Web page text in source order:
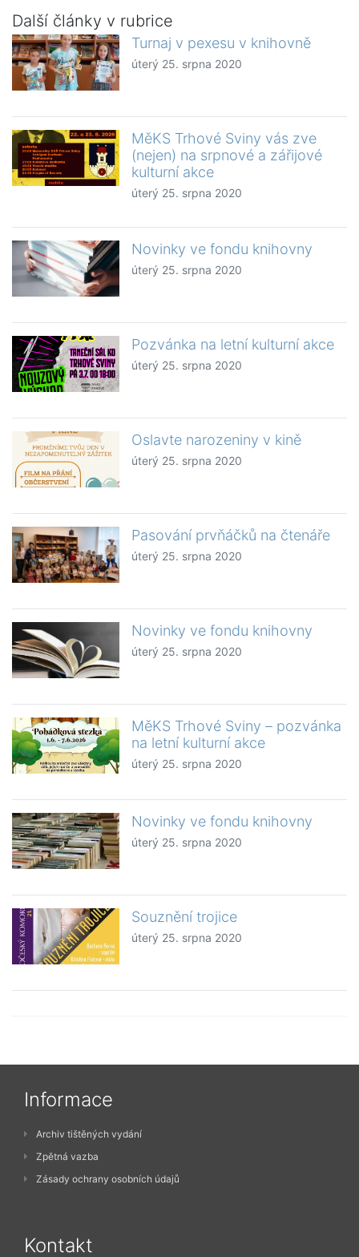
Další články v rubrice
Turnaj v pexesu v knihovně
úterý 25. srpna 2020
MěKS Trhové Sviny vás zve
(nejen) na srpnové a zářijové
kulturní akce
úterý 25. srpna 2020
Novinky ve fondu knihovny
úterý 25. srpna 2020
Pozvánka na letní kulturní akce
úterý 25. srpna 2020
Oslavte narozeniny v kině
úterý 25. srpna 2020
Pasování prvňáčků na čtenáře
úterý 25. srpna 2020
Novinky ve fondu knihovny
úterý 25. srpna 2020
MěKS Trhové Sviny – pozvánka
na letní kulturní akce
úterý 25. srpna 2020
Novinky ve fondu knihovny
úterý 25. srpna 2020
Souznění trojice
úterý 25. srpna 2020
Informace
Archiv tištěných vydání
Zpětná vazba
Zásady ochrany osobních údajů
Kontakt